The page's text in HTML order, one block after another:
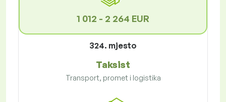
1 012 - 2 264 EUR
324. mjesto
Taksist
Transport, promet i logistika